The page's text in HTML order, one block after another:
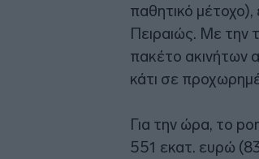
παθητικό μέτοχο),
Πειραιώς. Με την
πακέτο ακινήτων
κάτι σε
Για την ώρα, το
551 εκατ. ευρώ